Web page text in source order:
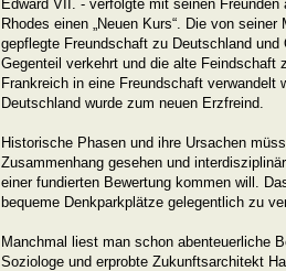
Edward VII. - verfolgte mit seinen
Rhodes einen „Neuen Kurs“. Die von
gepflegte Freundschaft zu Deutschland
Gegenteil verkehrt und die alte Feindschaft
Frankreich in eine Freundschaft verwandelt
Deutschland wurde zum neuen Erzfreind.
Historische Phasen und ihre Ursachen
Zusammenhang gesehen und
einer fundierten Bewertung kommen will.
bequeme Denkparkplätze gelegentlich zu
Manchmal liest man schon abenteuerliche
Soziologe und erprobte Zukunftsarchitekt